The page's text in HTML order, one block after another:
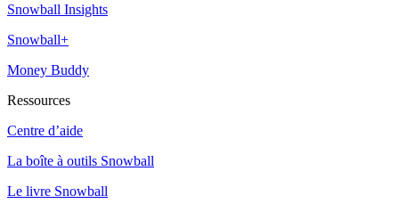
Snowball Insights
Snowball+
Money Buddy
Ressources
Centre d’aide
La boîte à outils Snowball
Le livre Snowball